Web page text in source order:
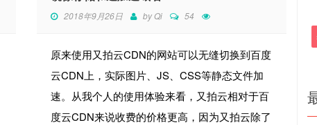
2018年9月26日 byQi 54
原来使用又拍云CDN的网站可以无缝切换到百度
云CDN上，实际图片、JS、CSS等静态文件加
速。从我个人的使用体验来看，又拍云相对于百
度云CDN来说收费的价格更高，因为又拍云除了